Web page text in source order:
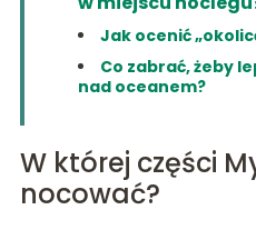
Jak ocenić
Co zabrać, żeby
nad oceanem?
W której części
nocować?